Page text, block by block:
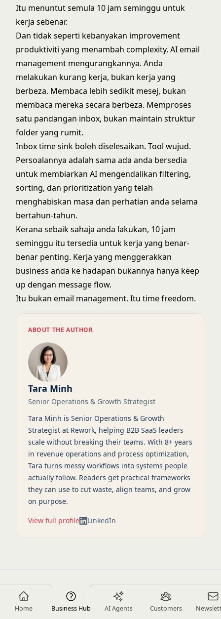
Home Business Hub AI Agents Customers
Itu menuntut semula 10 jam seminggu untuk
kerja sebenar.
Dan tidak seperti kebanyakan improvement
produktiviti yang menambah complexity, AI email
management mengurangkannya. Anda
melakukan kurang kerja, bukan kerja yang
berbeza. Membaca lebih sedikit mesej, bukan
membaca mereka secara berbeza. Memproses
satu pandangan inbox, bukan maintain struktur
folder yang rumit.
Inbox time sink boleh diselesaikan. Tool wujud.
Persoalannya adalah sama ada anda bersedia
untuk membiarkan AI mengendalikan filtering,
sorting, dan prioritization yang telah
menghabiskan masa dan perhatian anda selama
bertahun-tahun.
Kerana sebaik sahaja anda lakukan, 10 jam
seminggu itu tersedia untuk kerja yang benar-
benar penting. Kerja yang menggerakkan
business anda ke hadapan bukannya hanya keep
up dengan message flow.
Itu bukan email management. Itu time freedom.
ABOUT THE AUTHOR
Tara Minh
Senior Operations & Growth Strategist
Tara Minh is Senior Operations & Growth
Strategist at Rework, helping B2B SaaS leaders
scale without breaking their teams. With 8+ years
in revenue operations and process optimization,
Tara turns messy workflows into systems people
actually follow. Readers get practical frameworks
they can use to cut waste, align teams, and grow
on purpose.
View full profile LinkedIn
Hotlines